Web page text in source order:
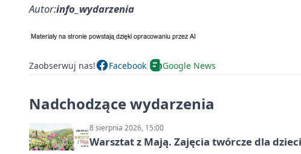
Autor:info_wydarzenia
Zaobserwuj nas! Facebook Google News
Nadchodzące wydarzenia
8 sierpnia 2026, 15:00
Warsztat z Mają. Zajęcia twórcze dla